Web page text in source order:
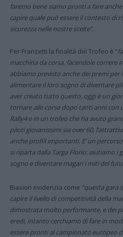
faremo bene siamo pronti a fare
capire quale può essere il contesto di
sicurezza nelle nostre scelte”.
Per Franzetti la finalità del Trofeo è “
macchina da corsa, facendole correre
abbiamo previsto anche dei premi per
alimentare il loro sogno di diventare
aver creato tutto questo, oggi è un
tornare alle corse dopo tanti anni con
Rally4 e in un trofeo che ha avuto
piloti giovanissimi sia over 60,
anche profili importanti. E’ un
si riparta dalla Targa Florio: aiutiamo i
sogno e diventare magari i miti del
Biasion evidenzia come “questa gara
capire il livello di competitività della
dimostrata molto performante, e dei
eredi, intanto cerchiamo di fare in
essere pronti al campionato europeo